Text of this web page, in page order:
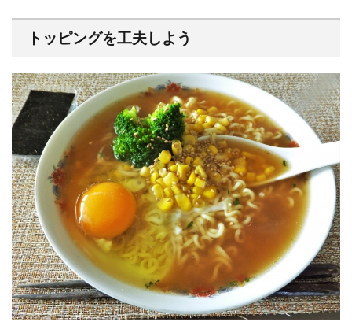
トッピングを工夫しよう